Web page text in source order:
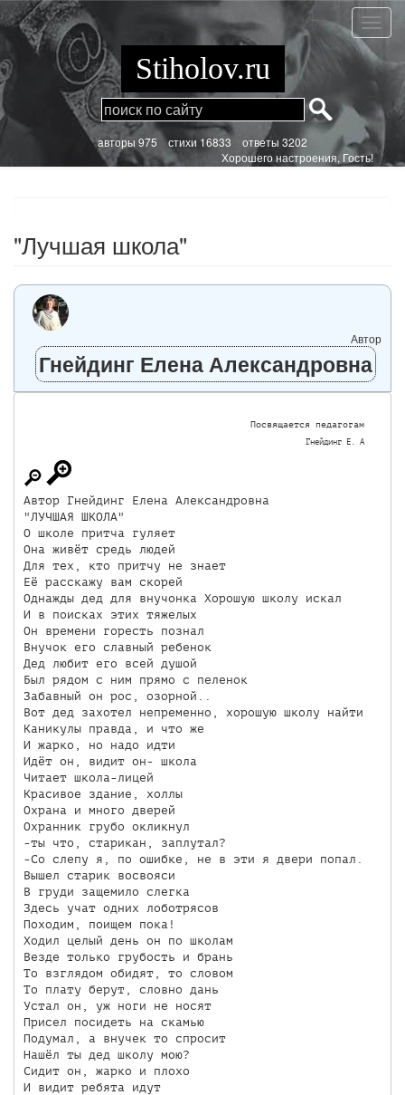
Перейти
к
основному
содержанию
Stiholov.ru
aвторы 975стихи 16833 ответы 3202
Хорошего настроения, Гость!
"Лучшая школа"
Автор
Гнейдинг Елена Александровна
Посвящается педагогам
Гнейдинг Е. А
Автор Гнейдинг Елена Александровна
"ЛУЧШАЯ ШКОЛА"
О школе притча гуляет
Она живёт средь людей
Для тех, кто притчу не знает
Её расскажу вам скорей
Однажды дед для внучонка Хорошую школу искал
И в поисках этих тяжелых
Он времени горесть познал
Внучок его славный ребенок
Дед любит его всей душой
Был рядом с ним прямо с пеленок
Забавный он рос, озорной..
Вот дед захотел непременно, хорошую школу найти
Каникулы правда, и что же
И жарко, но надо идти
Идёт он, видит он- школа
Читает школа-лицей
Красивое здание, холлы
Охрана и много дверей
Охранник грубо окликнул
-ты что, старикан, заплутал?
-Со слепу я, по ошибке, не в эти я двери попал.
Вышел старик восвояси
В груди защемило слегка
Здесь учат одних лоботрясов
Походим, поищем пока!
Ходил целый день он по школам
Везде только грубость и брань
То взглядом обидят, то словом
То плату берут, словно дань
Устал он, уж ноги не носят
Присел посидеть на скамью
Подумал, а внучек то спросит
Нашёл ты дед школу мою?
Сидит он, жарко и плохо
И видит ребята идут